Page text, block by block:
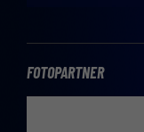
FOTOPARTNER